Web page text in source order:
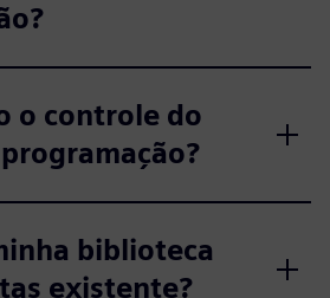
o controle do
biblioteca
existente?